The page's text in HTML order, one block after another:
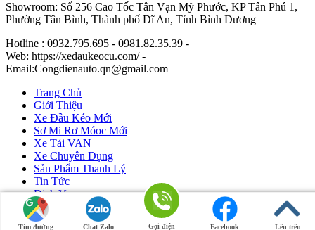
Showroom: Số 256 Cao Tốc Tân Vạn Mỹ Phước, KP Tân Phú 1,
Phường Tân Bình, Thành phố Dĩ An, Tỉnh Bình Dương
Hotline : 0932.795.695 - 0981.82.35.39 -
Web: https://xedaukeocu.com/ -
Email:Congdienauto.qn@gmail.com
Tìm đường Chat Zalo Gọi điện Facebook Lên trên
Trang Chủ
Giới Thiệu
Xe Đầu Kéo Mới
Sơ Mi Rơ Móoc Mới
Xe Tải VAN
Xe Chuyên Dụng
Sản Phẩm Thanh Lý
Tin Tức
Dịch Vụ
Liên Hệ